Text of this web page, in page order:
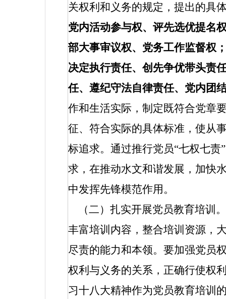
关权利和义务的规定，提出的具
党内活动参与权、评先选优提名
部大事审议权、党务工作监督权
决定执行责任、创先争优带头责
任、遵纪守法自律责任、党内团
作和生活实际，制定既符合党章
征、符合实际的具体标准，使从
标追求。通过推行党员“七权七
求，在推动水文和谐发展，加快
中发挥先锋模范作用。
（二）扎实开展党员教育培训
丰富培训内容，整合培训资源，
尽责的能力和本领。要加强党员
权利与义务的关系，正确行使权
习十八大精神作为党员教育培训